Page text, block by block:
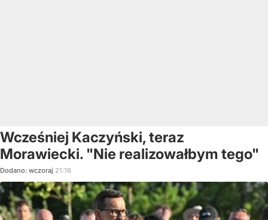
Wcześniej Kaczyński, teraz
Morawiecki. "Nie realizowałbym tego"
Dodano: wczoraj 21:16